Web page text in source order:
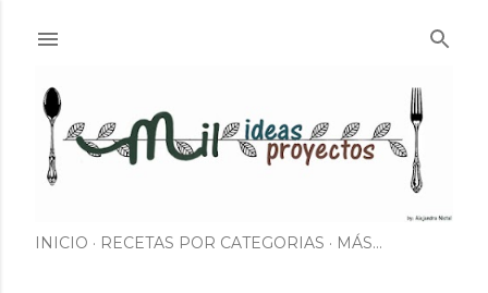
INICIO RECETAS POR CATEGORIAS MÁS…